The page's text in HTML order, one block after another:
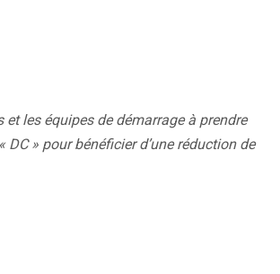
les équipes de démarrage à prendre
DC » pour bénéficier d’une réduction de